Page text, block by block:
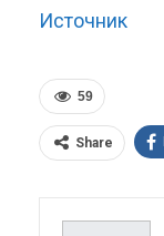
Источник
59
Share
Telegram